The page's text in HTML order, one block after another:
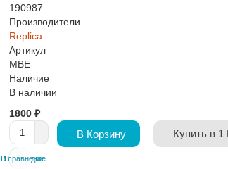
190987
Производители
Replica
Артикул
MBE
Наличие
В наличии
1800 ₽
В Корзину Купить в 1
В закладки
В сравнение